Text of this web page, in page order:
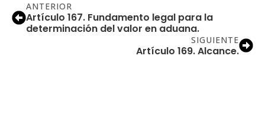
ANTERIOR
Artículo 167. Fundamento legal para la
determinación del valor en aduana.
SIGUIENTE
Artículo 169. Alcance.